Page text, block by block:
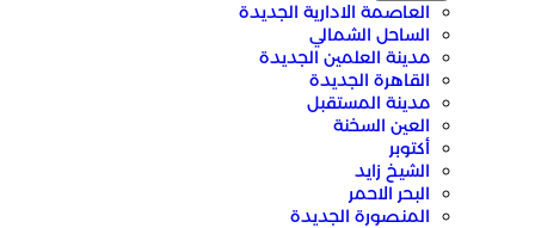
العاصمة الادارية الجديدة
الساحل الشمالي
مدينة العلمين الجديدة
القاهرة الجديدة
مدينة المستقبل
العين السخنة
أكتوبر
الشيخ زايد
البحر الاحمر
المنصورة الجديدة